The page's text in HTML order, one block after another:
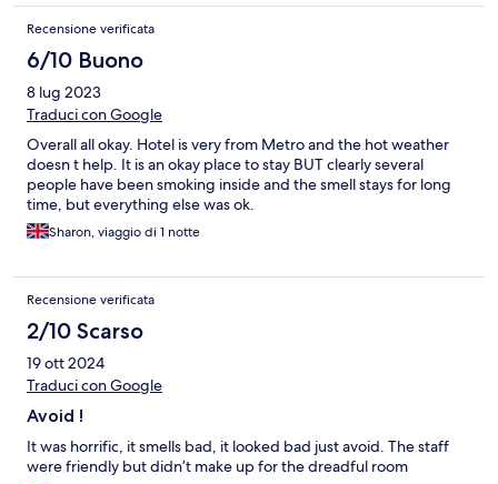
Recensione verificata
6/10 Buono
8 lug 2023
Traduci con Google
Overall all okay. Hotel is very from Metro and the hot weather
doesn t help. It is an okay place to stay BUT clearly several
people have been smoking inside and the smell stays for long
time, but everything else was ok.
Sharon, viaggio di 1 notte
Recensione verificata
2/10 Scarso
19 ott 2024
Traduci con Google
Avoid !
It was horrific, it smells bad, it looked bad just avoid. The staff
were friendly but didn’t make up for the dreadful room